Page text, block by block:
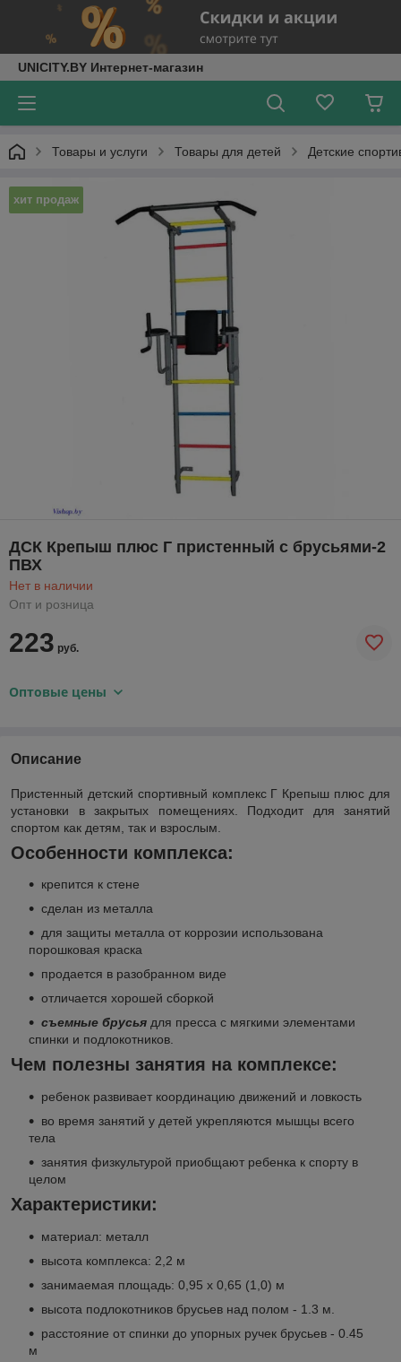
UNICITY.BY Интернет-магазин
Товары и услуги Товары для детей Детские
хит продаж
ДСК Крепыш плюс Г пристенный с брусьями-2
ПВХ
Нет в наличии
Опт и розница
223 руб.
Оптовые цены
Описание
Пристенный детский спортивный комплекс Г Крепыш плюс для
установки в закрытых помещениях. Подходит для занятий
спортом как детям, так и взрослым.
Особенности комплекса:
крепится к стене
сделан из металла
для защиты металла от коррозии использована
порошковая краска
продается в разобранном виде
отличается хорошей сборкой
съемные брусья для пресса с мягкими элементами
спинки и подлокотников.
Чем полезны занятия на комплексе:
ребенок развивает координацию движений и ловкость
во время занятий у детей укрепляются мышцы всего
тела
занятия физкультурой приобщают ребенка к спорту в
целом
Характеристики:
материал: металл
высота комплекса: 2,2 м
занимаемая площадь: 0,95 х 0,65 (1,0) м
высота подлокотников брусьев над полом - 1.3 м.
расстояние от спинки до упорных ручек брусьев - 0.45
м